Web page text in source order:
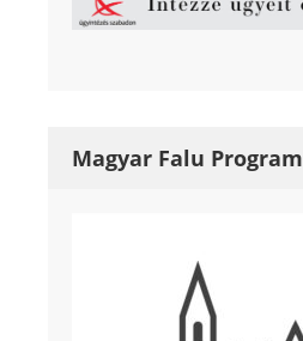
Magyar Falu Program